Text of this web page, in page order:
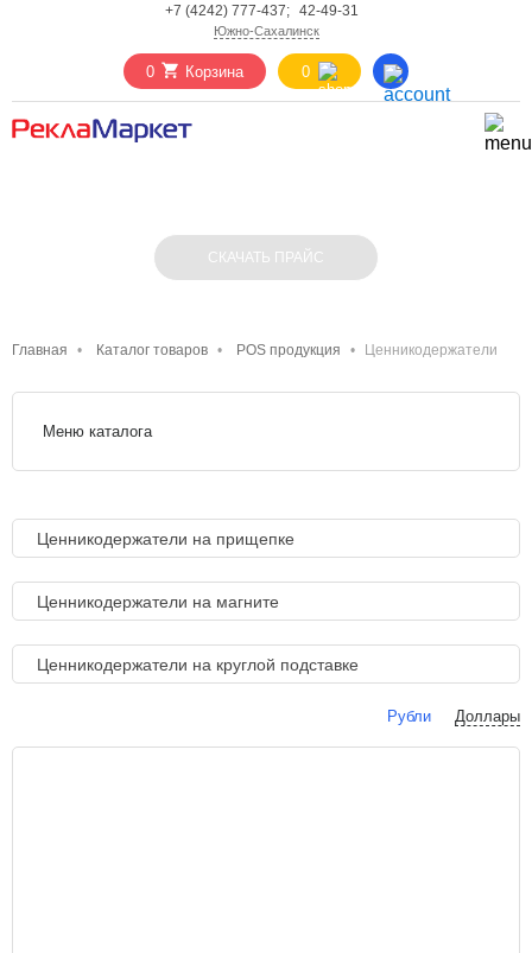
+7 (4242) 777-437; 42-49-31
Южно-Сахалинск
0 Корзина 0
СКАЧАТЬ ПРАЙС
Главная Каталог товаров POS продукция Ценникодержатели
Меню каталога
Ценникодержатели на прищепке
Ценникодержатели на магните
Ценникодержатели на круглой подставке
Рубли Доллары